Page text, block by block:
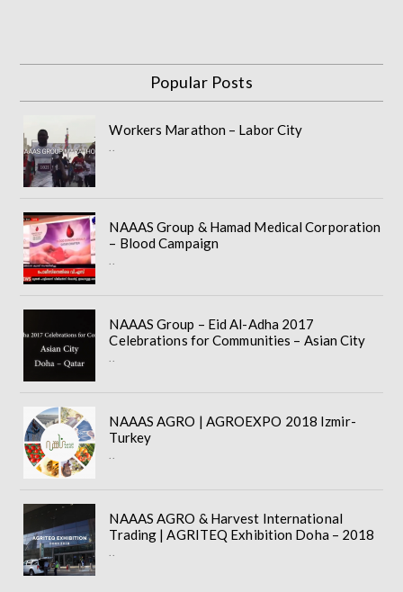
Popular Posts
Workers Marathon – Labor City
NAAAS Group & Hamad Medical Corporation
– Blood Campaign
NAAAS Group – Eid Al-Adha 2017
Celebrations for Communities – Asian City
NAAAS AGRO | AGROEXPO 2018 Izmir-
Turkey
NAAAS AGRO & Harvest International
Trading | AGRITEQ Exhibition Doha – 2018